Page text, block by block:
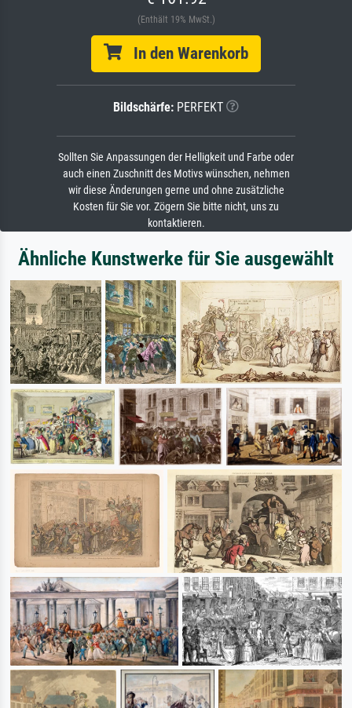
(Enthält 19% MwSt.)
In den Warenkorb
Bildschärfe: PERFEKT
Sollten Sie Anpassungen der Helligkeit und Farbe oder
auch einen Zuschnitt des Motivs wünschen, nehmen
wir diese Änderungen gerne und ohne zusätzliche
Kosten für Sie vor. Zögern Sie bitte nicht, uns zu
kontaktieren.
Ähnliche Kunstwerke für Sie ausgewählt